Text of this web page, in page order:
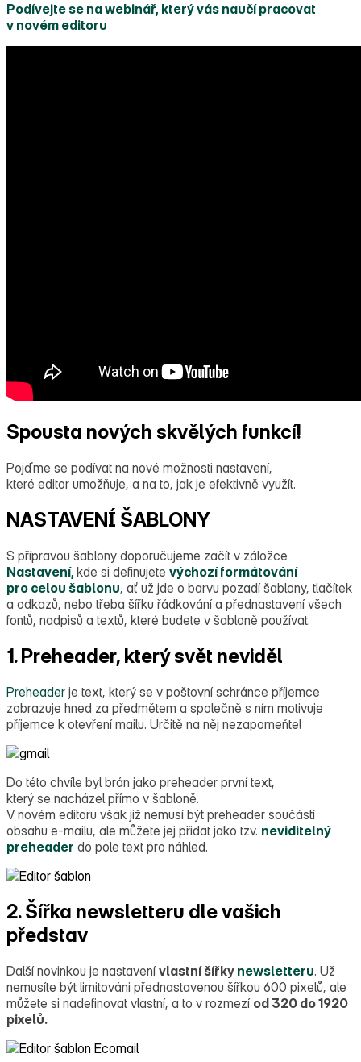
Podívejte se na webinář, který vás naučí pracovat
v novém editoru
Spousta nových skvělých funkcí!
Pojďme se podívat na nové možnosti nastavení,
které editor umožňuje, a na to, jak je efektivně využít.
NASTAVENÍ ŠABLONY
S přípravou šablony doporučujeme začít v záložce
Nastavení, kde si definujete výchozí formátování
pro celou šablonu, ať už jde o barvu pozadí šablony, tlačítek
a odkazů, nebo třeba šířku řádkování a přednastavení všech
fontů, nadpisů a textů, které budete v šabloně používat.
1. Preheader, který svět neviděl
Preheader je text, který se v poštovní schránce příjemce
zobrazuje hned za předmětem a společně s ním motivuje
příjemce k otevření mailu. Určitě na něj nezapomeňte!
Do této chvíle byl brán jako preheader první text,
který se nacházel přímo v šabloně.
V novém editoru však již nemusí být preheader součástí
obsahu e‑mailu, ale můžete jej přidat jako tzv. neviditelný
preheader do pole text pro náhled.
2. Šířka newsletteru dle vašich
představ
Další novinkou je nastavenívlastní šířky newsletteru. Už
nemusíte být limitováni přednastavenou šířkou 600 pixelů, ale
můžete si nadefinovat vlastní, a to v rozmezí od 320 do 1920
pixelů.